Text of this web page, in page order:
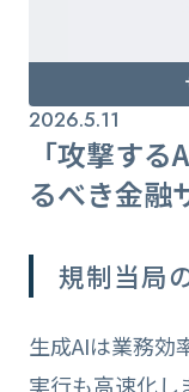
2026.5.11
「攻撃す
るべき金融
規制当局
生成AIは業務効
実行も高速化し